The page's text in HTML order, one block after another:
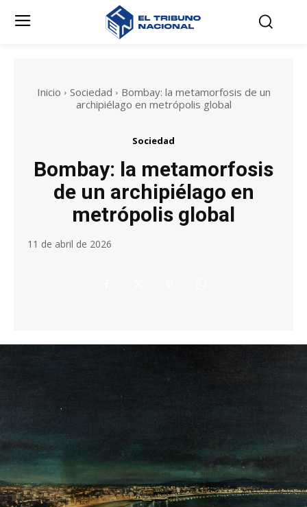
Inicio Sociedad
Bombay: la metamorfosis de un
archipiélago en metrópolis global
Sociedad
Bombay: la metamorfosis
de un archipiélago en
metrópolis global
11 de abril de 2026